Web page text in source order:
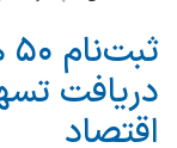
دریافت
اقتصاد